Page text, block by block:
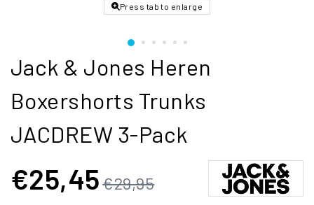
Press tab to enlarge
Jack & Jones Heren
Boxershorts Trunks
JACDREW 3-Pack
€25,45€29,95